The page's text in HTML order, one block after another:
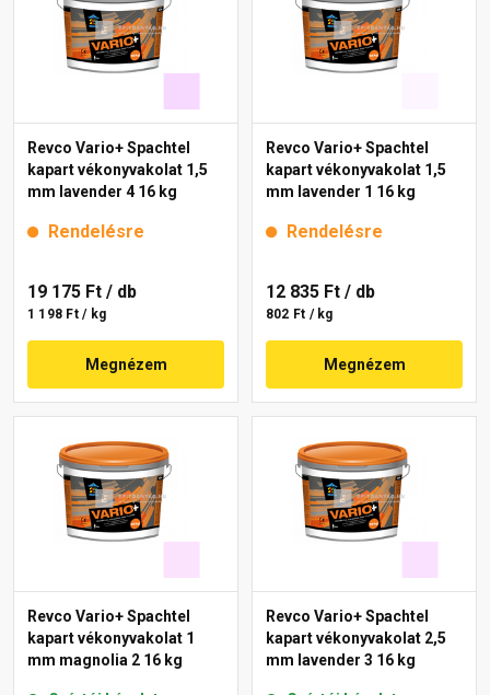
Revco Vario+ Spachtel
kapart vékonyvakolat 1,5
mm lavender 4 16 kg
Rendelésre
19 175 Ft / db
1 198 Ft / kg
Megnézem
Revco Vario+ Spachtel
kapart vékonyvakolat 1,5
mm lavender 1 16 kg
Rendelésre
12 835 Ft / db
802 Ft / kg
Megnézem
Revco Vario+ Spachtel
kapart vékonyvakolat 1
mm magnolia 2 16 kg
Revco Vario+ Spachtel
kapart vékonyvakolat 2,5
mm lavender 3 16 kg